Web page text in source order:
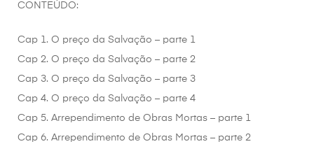
CONTEÚDO:
Cap 1. O preço da Salvação – parte 1
Cap 2. O preço da Salvação – parte 2
Cap 3. O preço da Salvação – parte 3
Cap 4. O preço da Salvação – parte 4
Cap 5. Arrependimento de Obras Mortas – parte 1
Cap 6. Arrependimento de Obras Mortas – parte 2